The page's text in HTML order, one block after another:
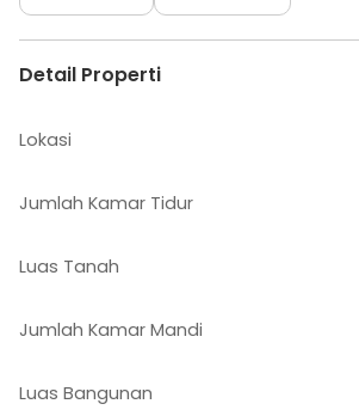
Detail Properti
Lokasi
Jumlah Kamar Tidur
Luas Tanah
Jumlah Kamar Mandi
Luas Bangunan